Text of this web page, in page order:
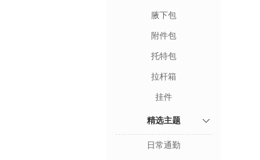
腋下包
附件包
托特包
拉杆箱
挂件
精选主题
日常通勤